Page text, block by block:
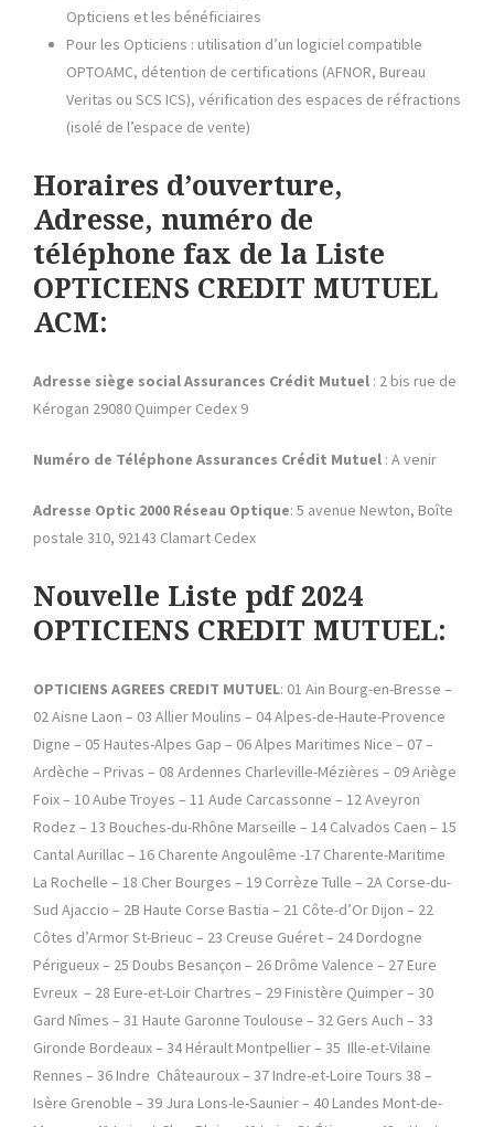
Opticiens et les bénéficiaires
Pour les Opticiens : utilisation d’un logiciel compatible
OPTOAMC, détention de certifications (AFNOR, Bureau
Veritas ou SCS ICS), vérification des espaces de réfractions
(isolé de l’espace de vente)
Horaires d’ouverture,
Adresse, numéro de
téléphone fax de la Liste
OPTICIENS CREDIT MUTUEL
ACM:
Adresse siège social Assurances Crédit Mutuel : 2 bis rue de
Kérogan 29080 Quimper Cedex 9
Numéro de Téléphone Assurances Crédit Mutuel : A venir
Adresse Optic 2000 Réseau Optique: 5 avenue Newton, Boîte
postale 310, 92143 Clamart Cedex
Nouvelle Liste pdf 2024
OPTICIENS CREDIT MUTUEL:
OPTICIENS AGREES CREDIT MUTUEL: 01 Ain Bourg-en-Bresse –
02 Aisne Laon – 03 Allier Moulins – 04 Alpes-de-Haute-Provence
Digne – 05 Hautes-Alpes Gap – 06 Alpes Maritimes Nice – 07 –
Ardèche – Privas – 08 Ardennes Charleville-Mézières – 09 Ariège
Foix – 10 Aube Troyes – 11 Aude Carcassonne – 12 Aveyron
Rodez – 13 Bouches-du-Rhône Marseille – 14 Calvados Caen – 15
Cantal Aurillac – 16 Charente Angoulême -17 Charente-Maritime
La Rochelle – 18 Cher Bourges – 19 Corrèze Tulle – 2A Corse-du-
Sud Ajaccio – 2B Haute Corse Bastia – 21 Côte-d’Or Dijon – 22
Côtes d’Armor St-Brieuc – 23 Creuse Guéret – 24 Dordogne
Périgueux – 25 Doubs Besançon – 26 Drôme Valence – 27 Eure
Evreux – 28 Eure-et-Loir Chartres – 29 Finistère Quimper – 30
Gard Nîmes – 31 Haute Garonne Toulouse – 32 Gers Auch – 33
Gironde Bordeaux – 34 Hérault Montpellier – 35 Ille-et-Vilaine
Rennes – 36 Indre Châteauroux – 37 Indre-et-Loire Tours 38 –
Isère Grenoble – 39 Jura Lons-le-Saunier – 40 Landes Mont-de-